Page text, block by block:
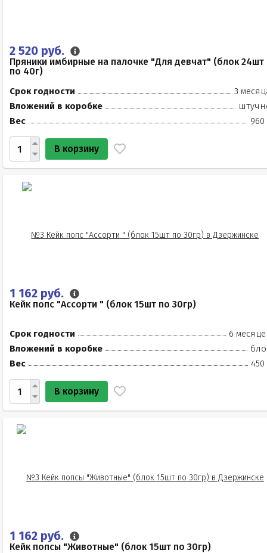
2 520 руб.
Пряники имбирные на палочке "Для девчат" (блок 24шт
по 40г)
Срок годности
3
Вложений в коробке
Вес
960
В корзину
1 162 руб.
Кейк попс "Ассорти " (блок 15шт по 30гр)
Срок годности
6
Вложений в коробке
Вес
450
В корзину
1 162 руб.
Кейк попсы "Животные" (блок 15шт по 30гр)